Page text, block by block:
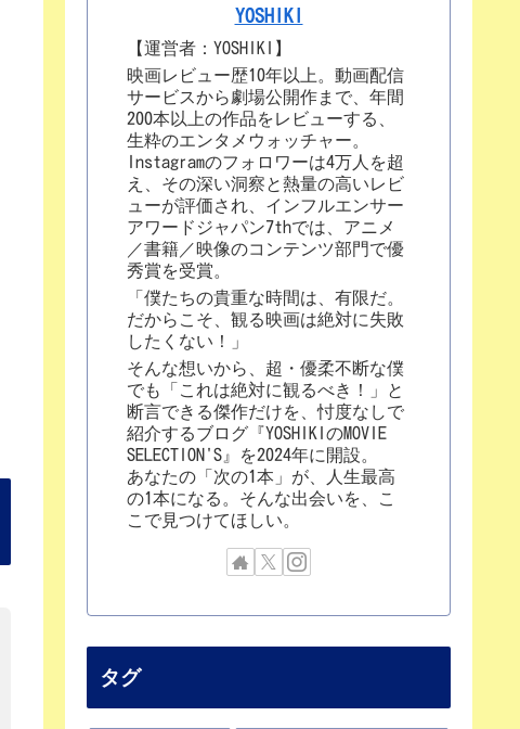
YOSHIKI
【運営者：YOSHIKI】
映画レビュー歴10年以上。動画配信
サービスから劇場公開作まで、年間
200本以上の作品をレビューする、
生粋のエンタメウォッチャー。
Instagramのフォロワーは4万人を超
え、その深い洞察と熱量の高いレビ
ューが評価され、インフルエンサー
アワードジャパン7thでは、アニメ
／書籍／映像のコンテンツ部門で優
秀賞を受賞。
「僕たちの貴重な時間は、有限だ。
だからこそ、観る映画は絶対に失敗
したくない！」
そんな想いから、超・優柔不断な僕
でも「これは絶対に観るべき！」と
断言できる傑作だけを、忖度なしで
紹介するブログ『YOSHIKIのMOVIE
SELECTION'S』を2024年に開設。
あなたの「次の1本」が、人生最高
の1本になる。そんな出会いを、こ
こで見つけてほしい。
タグ